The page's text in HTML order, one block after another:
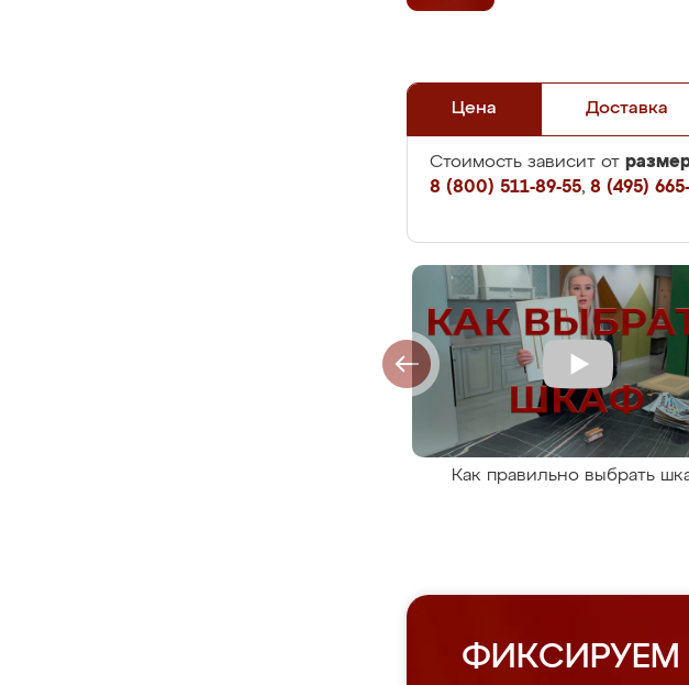
Цена Доставка
Стоимость зависит от
8 (800) 511-89-55, 8 (495)
Как правильно выбрать
ФИКСИРУЕМ